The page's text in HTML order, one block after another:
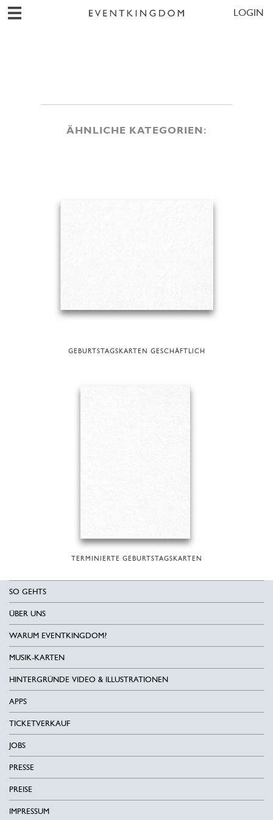
LOGIN
ÄHNLICHE KATEGORIEN:
GEBURTSTAGSKARTEN GESCHÄFTLICH
TERMINIERTE GEBURTSTAGSKARTEN
SO GEHTS
ÜBER UNS
WARUM EVENTKINGDOM?
MUSIK-KARTEN
HINTERGRÜNDE VIDEO & ILLUSTRATIONEN
APPS
TICKETVERKAUF
JOBS
PRESSE
PREISE
IMPRESSUM